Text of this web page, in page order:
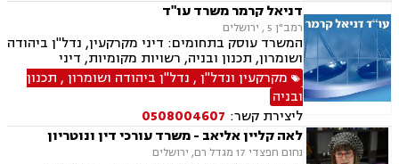
דניאל קרמר משרד עו"ד
רמב"ן 5 , ירושלים
המשרד עוסק בתחומים: דיני מקרקעין, נדל"ן ביהודה
ושומרון, תכנון ובניה, רשויות מקומיות, דיני
תאגידים ופלילי
מקרקעין ונדל"ן, נדל"ן ביהודה ושומרון, תכנון
ובניה
ליצירת קשר: 0508004607
לאה קליין אליאב - משרד עורכי דין ונוטריון
נחום חפצדי 17 מגדל רם, ירושלים